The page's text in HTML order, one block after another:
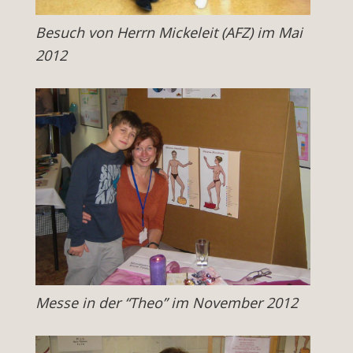
Besuch von Herrn Mickeleit (AFZ) im Mai
2012
Messe in der “Theo” im November 2012